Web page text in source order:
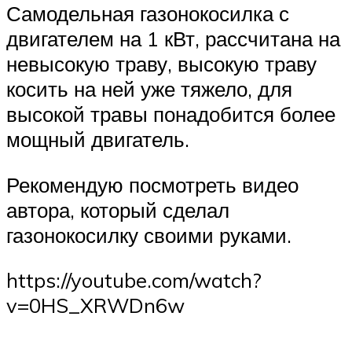
Самодельная газонокосилка с
двигателем на 1 кВт, рассчитана на
невысокую траву, высокую траву
косить на ней уже тяжело, для
высокой травы понадобится более
мощный двигатель.
Рекомендую посмотреть видео
автора, который сделал
газонокосилку своими руками.
https://youtube.com/watch?
v=0HS_XRWDn6w